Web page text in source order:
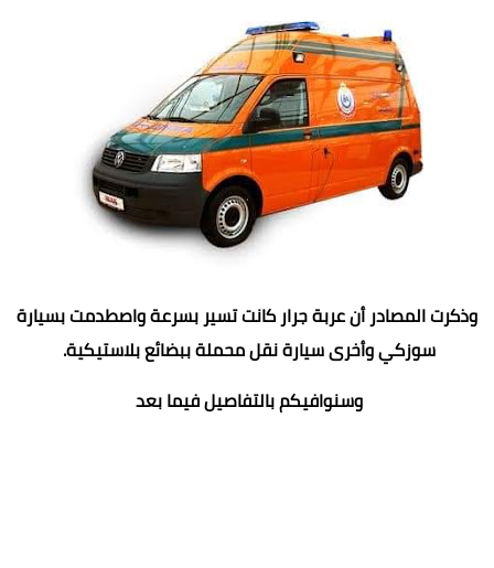
وذكرت المصادر أن عربة جرار كانت تسير بسرعة واصطدمت بسيارة
سوزكي وأخرى سيارة نقل محملة ببضائع بلاستيكية.
وسنوافيكم بالتفاصيل فيما بعد